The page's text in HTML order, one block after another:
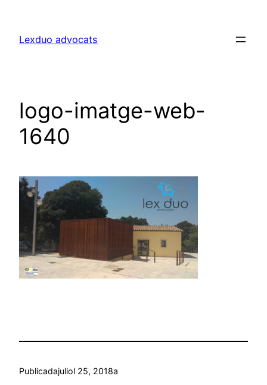
Lexduo advocats
logo-imatge-web-
1640
Publicadajuliol 25, 2018a